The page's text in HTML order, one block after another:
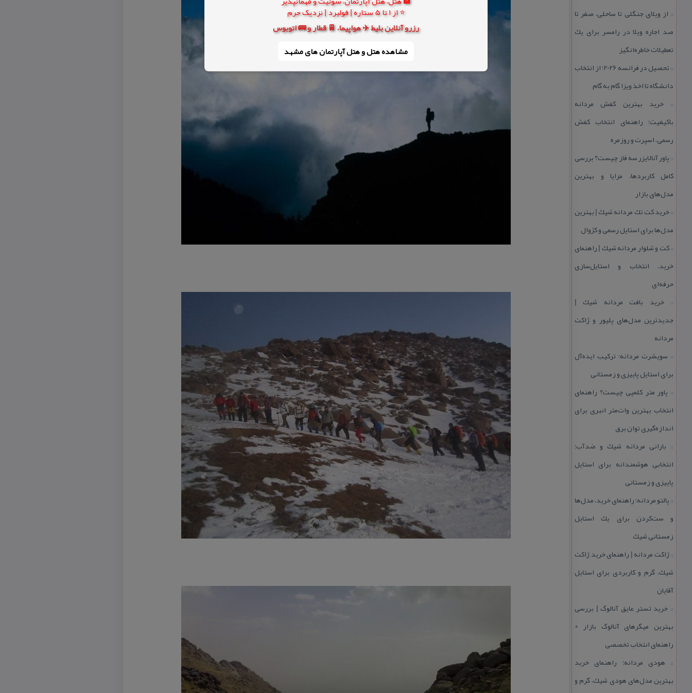
⭐ از 1 تا 5 ستاره | فولبرد | نزدیک حرم
رزرو آنلاین بلیط ✈️ هواپیما، 🚆 قطار و 🚌 اتوبوس
مشاهده هتل و هتل‌ آپارتمان های مشهد
:: از ویلای جنگلی تا ساحلی، صفر تا
صد اجاره ویلا در رامسر برای یك
تعطیلات خاطره‌انگیز
::
تحصیل در فرانسه 2026؛ از انتخاب
دانشگاه تا اخذ ویزا گام به گام
::خرید بهترین كفش مردانه
باكیفیت؛ راهنمای انتخاب كفش
رسمی، اسپرت و روزمره
:: پاور آنالایزر سه فاز چیست؟ بررسی
كامل كاربردها، مزایا و بهترین
مدل‌های بازار
::خرید كت تك مردانه شیك | بهترین
مدل‌ها برای استایل رسمی و كژوال
::كت و شلوار مردانه شیك | راهنمای
خرید، انتخاب و استایل‌سازی
حرفه‌ای
::خرید بافت مردانه شیك |
جدیدترین مدل‌های پلیور و ژاكت
مردانه
:: سویشرت مردانه؛ تركیب ایده‌آل
برای استایل پاییزی و زمستانی
:: پاور متر كلمپی چیست؟ راهنمای
انتخاب بهترین وات‌متر انبری برای
اندازه‌گیری توان برق
:: بارانی مردانه شیك و ضدآب؛
انتخابی هوشمندانه برای استایل
پاییزی و زمستانی
:: پالتو مردانه؛ راهنمای خرید، مدل‌ها
و ست‌كردن برای یك استایل
زمستانی شیك
::ژاكت مردانه | راهنمای خرید ژاكت
شیك، گرم و كاربردی برای استایل
آقایان
:: خرید تستر عایق آنالوگ | بررسی
بهترین میگرهای آنالوگ بازار +
راهنمای انتخاب تخصصی
:: هودی مردانه؛ راهنمای خرید
بهترین مدل‌های هودی شیك، گرم و